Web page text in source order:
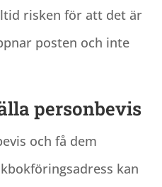
risken för att det är
posten och inte
personbevis
och få dem
kan